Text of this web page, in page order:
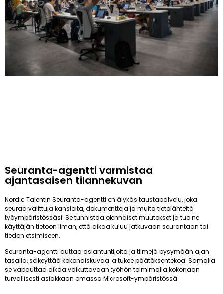
Seuranta-agentti varmistaa
ajantasaisen tilannekuvan
Nordic Talentin Seuranta-agentti on älykäs taustapalvelu, joka
seuraa valittuja kansioita, dokumentteja ja muita tietolähteitä
työympäristössäsi. Se tunnistaa olennaiset muutokset ja tuo ne
käyttäjän tietoon ilman, että aikaa kuluu jatkuvaan seurantaan tai
tiedon etsimiseen.
Seuranta-agentti auttaa asiantuntijoita ja tiimejä pysymään ajan
tasalla, selkeyttää kokonaiskuvaa ja tukee päätöksentekoa. Samalla
se vapauttaa aikaa vaikuttavaan työhön toimimalla kokonaan
turvallisesti asiakkaan omassa Microsoft-ympäristössä.